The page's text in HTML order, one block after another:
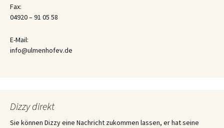
Fax:
04920 – 91 05 58
E-Mail:
info@ulmenhofev.de
Dizzy direkt
Sie können Dizzy eine Nachricht zukommen lassen, er hat seine